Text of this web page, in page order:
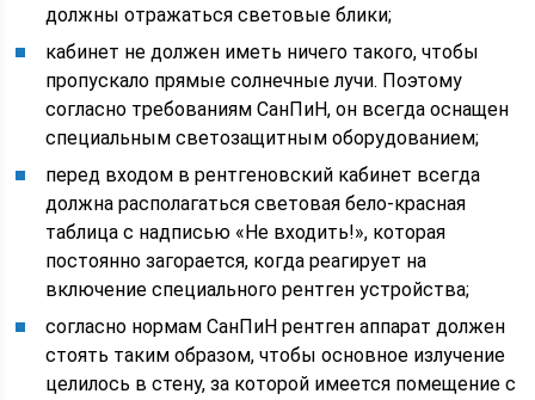
должны отражаться световые блики;
кабинет не должен иметь ничего такого, чтобы
пропускало прямые солнечные лучи. Поэтому
согласно требованиям СанПиН, он всегда оснащен
специальным светозащитным оборудованием;
перед входом в рентгеновский кабинет всегда
должна располагаться световая бело-красная
таблица с надписью «Не входить!», которая
постоянно загорается, когда реагирует на
включение специального рентген устройства;
согласно нормам СанПиН рентген аппарат должен
стоять таким образом, чтобы основное излучение
целилось в стену, за которой имеется помещение с